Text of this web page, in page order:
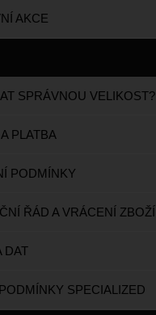
AKCE
SPRÁVNOU VELIKOST?
PLATBA
PODMÍNKY
ŘÁD A VRÁCENÍ ZBOŽÍ
DAT
SPECIALIZED